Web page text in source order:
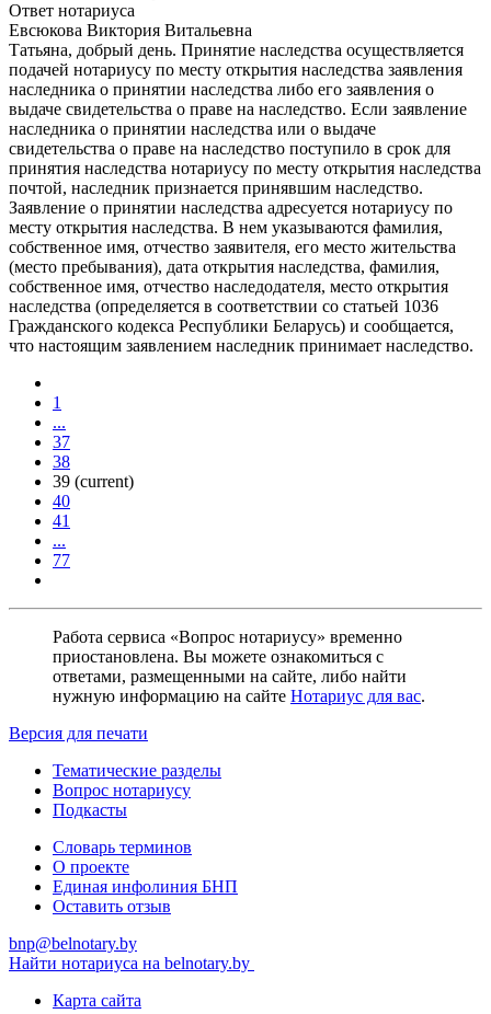
Ответ нотариуса
Евсюкова Виктория Витальевна
Татьяна, добрый день. Принятие наследства осуществляется
подачей нотариусу по месту открытия наследства заявления
наследника о принятии наследства либо его заявления о
выдаче свидетельства о праве на наследство. Если заявление
наследника о принятии наследства или о выдаче
свидетельства о праве на наследство поступило в срок для
принятия наследства нотариусу по месту открытия наследства
почтой, наследник признается принявшим наследство.
Заявление о принятии наследства адресуется нотариусу по
месту открытия наследства. В нем указываются фамилия,
собственное имя, отчество заявителя, его место жительства
(место пребывания), дата открытия наследства, фамилия,
собственное имя, отчество наследодателя, место открытия
наследства (определяется в соответствии со статьей 1036
Гражданского кодекса Республики Беларусь) и сообщается,
что настоящим заявлением наследник принимает наследство.
1
...
37
38
39 (current)
40
41
...
77
Работа сервиса «Вопрос нотариусу» временно
приостановлена. Вы можете ознакомиться с
ответами, размещенными на сайте, либо найти
нужную информацию на сайте Нотариус для вас.
Версия для печати
Тематические разделы
Вопрос нотариусу
Подкасты
Словарь терминов
О проекте
Единая инфолиния БНП
Оставить отзыв
bnp@belnotary.by
Найти нотариуса на belnotary.by
Карта сайта